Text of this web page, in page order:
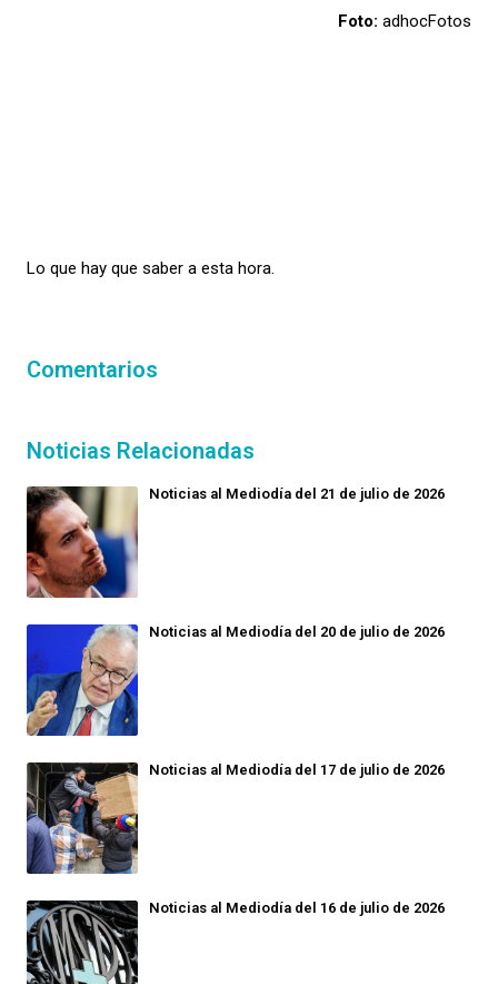
Foto: adhocFotos
Lo que hay que saber a esta hora.
Comentarios
Noticias Relacionadas
Noticias al Mediodía del 21 de julio de 2026
Noticias al Mediodía del 20 de julio de 2026
Noticias al Mediodía del 17 de julio de 2026
Noticias al Mediodía del 16 de julio de 2026